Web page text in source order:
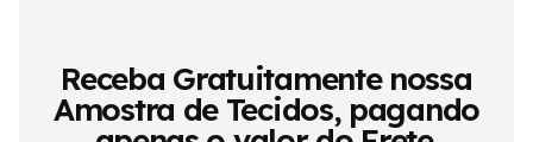
Receba Gratuitamente nossa
Amostra de Tecidos, pagando